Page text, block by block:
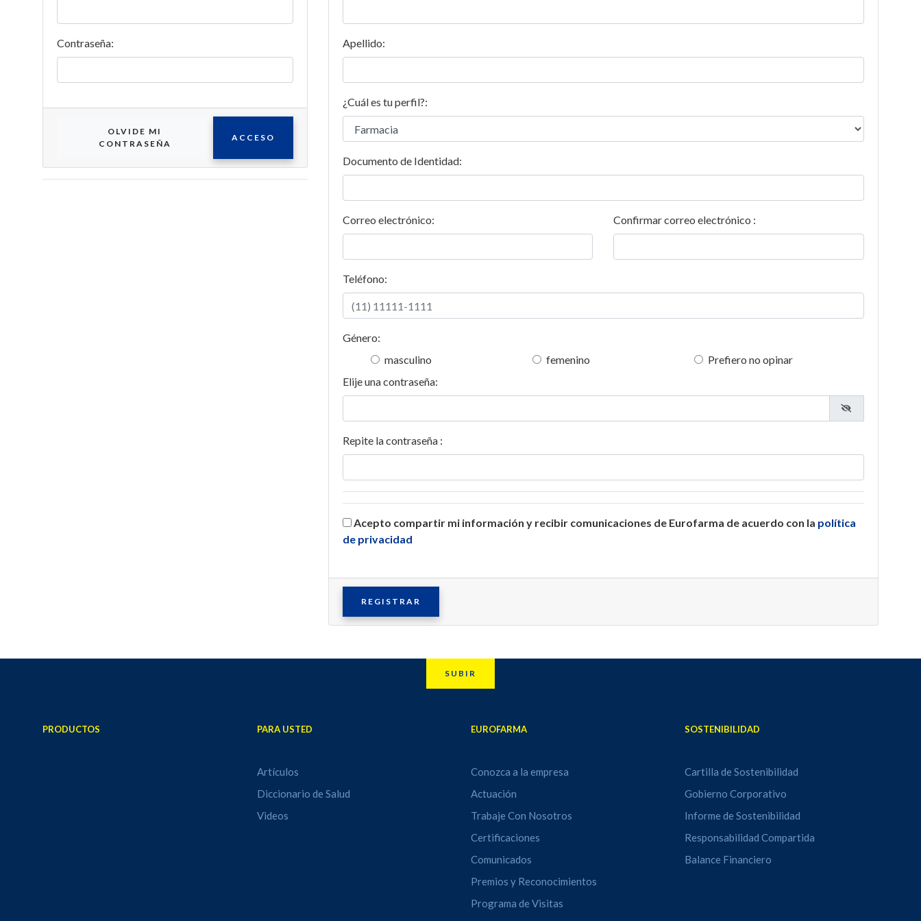
Contraseña:
OLVIDE MI
CONTRASEÑA
ACCESO
Apellido:
¿Cuál es tu perfil?:
Documento de Identidad:
Correo electrónico: Confirmar correo electrónico :
Teléfono:
Género:
masculino
femenino
Prefiero no opinar
Elije una contraseña:
Repite la contraseña :
Acepto compartir mi información y recibir comunicaciones de Eurofarma de acuerdo con la política
de privacidad
REGISTRAR
SUBIR
PRODUCTOS PARA USTED
Artículos
Diccionario de Salud
Videos
EUROFARMA
Conozca a la empresa
Actuación
Trabaje Con Nosotros
Certificaciones
Comunicados
Premios y Reconocimientos
Programa de Visitas
SOSTENIBILIDAD
Cartilla de Sostenibilidad
Gobierno Corporativo
Informe de Sostenibilidad
Responsabilidad Compartida
Balance Financiero